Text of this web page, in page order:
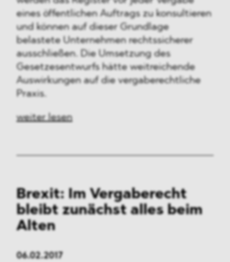
eines öffentlichen Auftrags zu konsultieren
und können auf dieser Grundlage
belastete Unternehmen rechtssicherer
ausschließen. Die Umsetzung des
Gesetzesentwurfs hätte weitreichende
Auswirkungen auf die vergaberechtliche
Praxis.
weiter lesen
Brexit: Im Vergaberecht
bleibt zunächst alles beim
Alten
06.02.2017